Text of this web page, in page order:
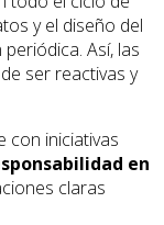
y el diseño del
Así, las
ser reactivas y
con iniciativas
en
claras